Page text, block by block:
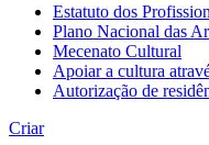
Estatuto dos
Plano Nacional das
Mecenato Cultural
Apoiar a cultura
Autorização de
Criar